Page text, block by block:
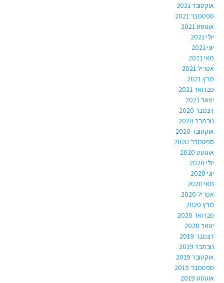
אוקטובר 2021
ספטמבר 2021
אוגוסט 2021
יולי 2021
יוני 2021
מאי 2021
אפריל 2021
מרץ 2021
פברואר 2021
ינואר 2021
דצמבר 2020
נובמבר 2020
אוקטובר 2020
ספטמבר 2020
אוגוסט 2020
יולי 2020
יוני 2020
מאי 2020
אפריל 2020
מרץ 2020
פברואר 2020
ינואר 2020
דצמבר 2019
נובמבר 2019
אוקטובר 2019
ספטמבר 2019
אוגוסט 2019